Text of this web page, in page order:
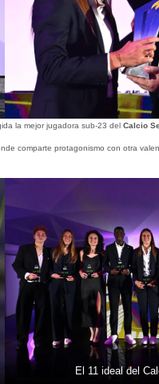
la mejor jugadora sub-23 del Calcio
comparte protagonismo con otra
El 11 ideal del